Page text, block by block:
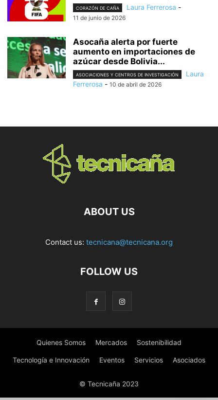
CORAZÓN DE CAÑA Laura Ferrerosa -
11 de junio de 2026
Asocaña alerta por fuerte
aumento en importaciones de
azúcar desde Bolivia...
ASOCIACIONES Y CENTROS DE INVESTIGACIÓN
Laura
Ferrerosa - 10 de abril de 2026
ABOUT US
Contact us: tecnicana@tecnicana.org
FOLLOW US
Quienes Somos Mercados Sostenibilidad
Tecnología e Innovación Eventos Servicios Asociados
© Tecnicaña 2023